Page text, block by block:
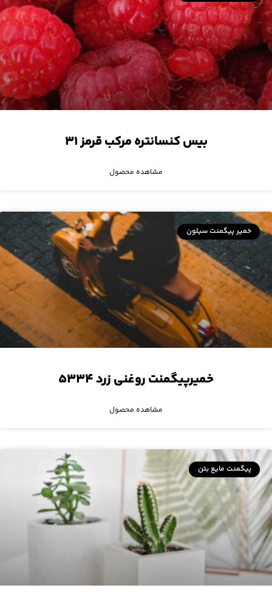
بیس کنسانتره مرکب قرمز ۳۱
مشاهده محصول
خمیر پیگمنت سیلون
خمیرپیگمنت روغنی زرد ۵۳۳۴
مشاهده محصول
پیگمنت مایع بتن